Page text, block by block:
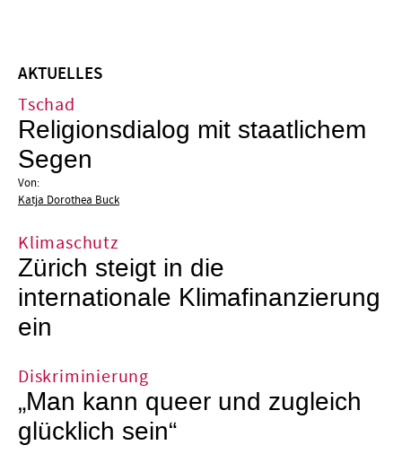
AKTUELLES
Tschad
Religionsdialog mit staatlichem
Segen
Von:
Katja Dorothea Buck
Klimaschutz
Zürich steigt in die
internationale Klimafinanzierung
ein
Diskriminierung
„Man kann queer und zugleich
glücklich sein“